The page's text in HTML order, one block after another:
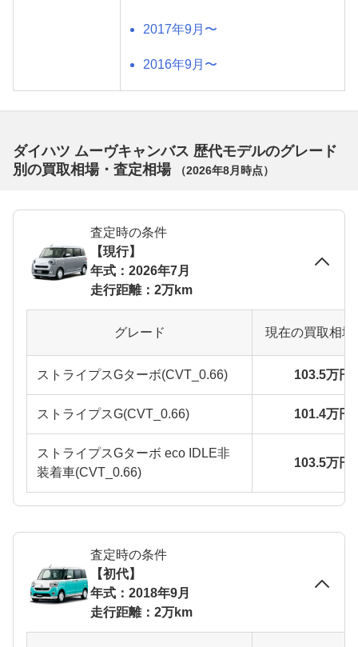
2017年9月〜
2016年9月〜
ダイハツ ムーヴキャンバス 歴代モデルのグレード
別の買取相場・査定相場
（2026年8月 時点）
査定時の条件
【現行】
年式：2026年7月
走行距離：2万km
グレード 現在の買取相
ストライプスGターボ(CVT_0.66) 103.5万円
ストライプスG(CVT_0.66) 101.4万円
ストライプスGターボ eco IDLE非
装着車(CVT_0.66)
103.5万円
査定時の条件
【初代】
年式：2018年9月
走行距離：2万km